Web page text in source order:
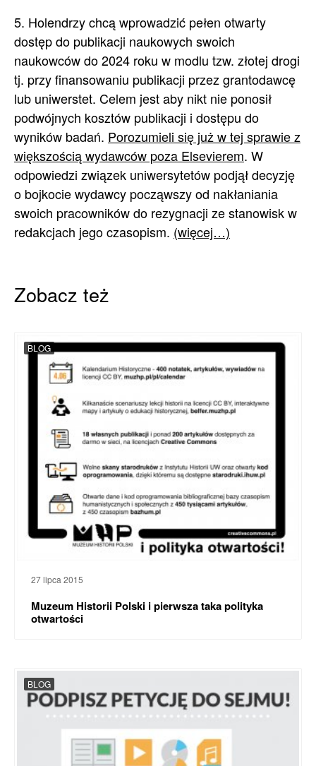
5. Holendrzy chcą wprowadzić pełen otwarty
dostęp do publikacji naukowych swoich
naukowców do 2024 roku w modlu tzw. złotej drogi
tj. przy finansowaniu publikacji przez grantodawcę
lub uniwerstet. Celem jest aby nikt nie ponosił
podwójnych kosztów publikacji i dostępu do
wyników badań. Porozumieli się już w tej sprawie z
większością wydawców poza Elsevierem. W
odpowiedzi związek uniwersytetów podjął decyzję
o bojkocie wydawcy począwszy od nakłaniania
swoich pracowników do rezygnacji ze stanowisk w
redakcjach jego czasopism. (więcej…)
Zobacz też
BLOG
27 lipca 2015
Muzeum Historii Polski i pierwsza taka polityka
otwartości
BLOG